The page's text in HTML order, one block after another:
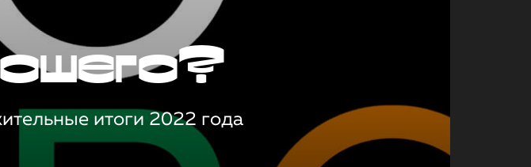
итоги 2022 года